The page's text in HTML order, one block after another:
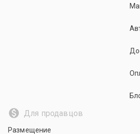
Для продавцов
Размещение